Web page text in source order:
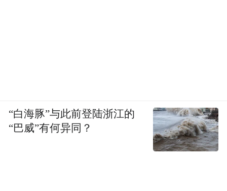
“白海豚”与此前登陆浙江的
“巴威”有何异同？